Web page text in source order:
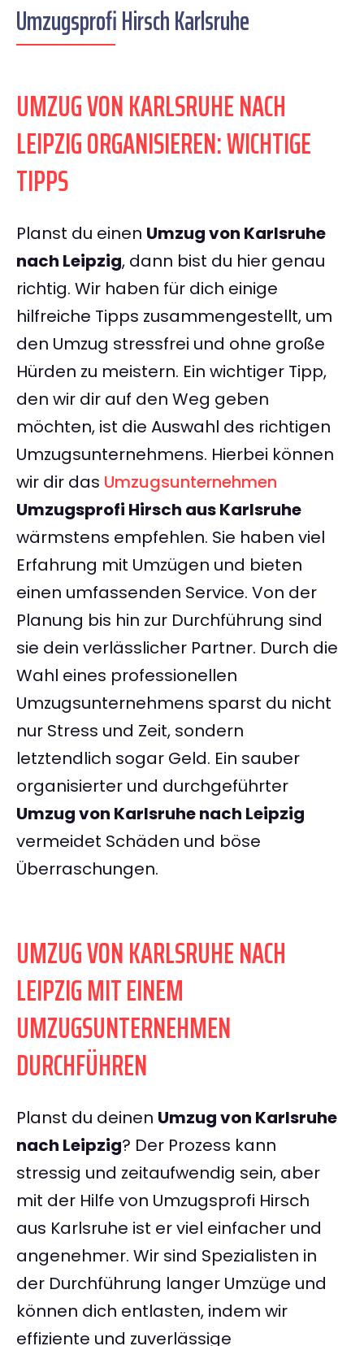
Umzugsprofi Hirsch Karlsruhe
UMZUG VON KARLSRUHE NACH
LEIPZIG ORGANISIEREN: WICHTIGE
TIPPS
Planst du einen Umzug von Karlsruhe
nach Leipzig, dann bist du hier genau
richtig. Wir haben für dich einige
hilfreiche Tipps zusammengestellt, um
den Umzug stressfrei und ohne große
Hürden zu meistern. Ein wichtiger Tipp,
den wir dir auf den Weg geben
möchten, ist die Auswahl des richtigen
Umzugsunternehmens. Hierbei können
wir dir das Umzugsunternehmen
Umzugsprofi Hirsch aus Karlsruhe
wärmstens empfehlen. Sie haben viel
Erfahrung mit Umzügen und bieten
einen umfassenden Service. Von der
Planung bis hin zur Durchführung sind
sie dein verlässlicher Partner. Durch die
Wahl eines professionellen
Umzugsunternehmens sparst du nicht
nur Stress und Zeit, sondern
letztendlich sogar Geld. Ein sauber
organisierter und durchgeführter
Umzug von Karlsruhe nach Leipzig
vermeidet Schäden und böse
Überraschungen.
UMZUG VON KARLSRUHE NACH
LEIPZIG MIT EINEM
UMZUGSUNTERNEHMEN
DURCHFÜHREN
Planst du deinen Umzug von Karlsruhe
nach Leipzig? Der Prozess kann
stressig und zeitaufwendig sein, aber
mit der Hilfe von Umzugsprofi Hirsch
aus Karlsruhe ist er viel einfacher und
angenehmer. Wir sind Spezialisten in
der Durchführung langer Umzüge und
können dich entlasten, indem wir
effiziente und zuverlässige